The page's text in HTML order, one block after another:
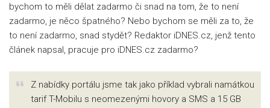
bychom to měli dělat zadarmo či snad na tom, že to není
zadarmo, je něco špatného? Nebo bychom se měli za to, že
to není zadarmo, snad stydět? Redaktor iDNES.cz, jenž tento
článek napsal, pracuje pro iDNES.cz zadarmo?
Z nabídky portálu jsme tak jako příklad vybrali namátkou
tarif T-Mobilu s neomezenými hovory a SMS a 15 GB